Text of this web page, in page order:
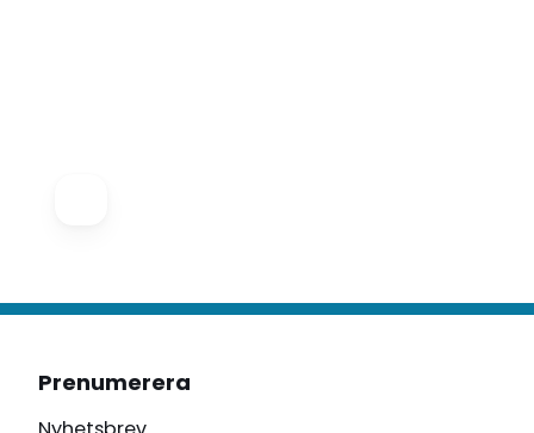
Prenumerera